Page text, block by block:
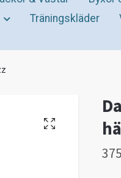
Träningskläder